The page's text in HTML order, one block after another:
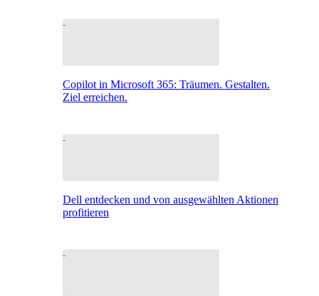
Copilot in Microsoft 365: Träumen. Gestalten.
Ziel erreichen.
Dell entdecken und von ausgewählten Aktionen
profitieren